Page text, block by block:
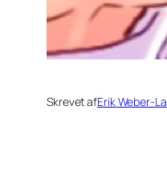
Skrevet afErik Weber-